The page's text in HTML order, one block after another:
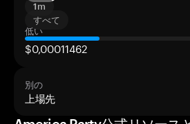
1m
すべて
低い
$0,00011462
別の
上場先